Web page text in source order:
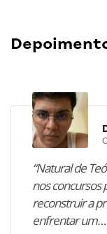
“Natural de
nos concursos
reconstruir a
enfrentar